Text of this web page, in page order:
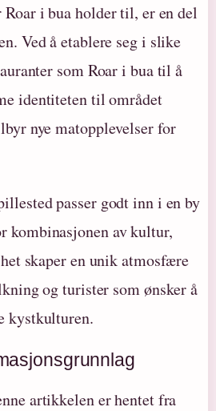
i bua holder til, er en del
Ved å etablere seg i slike
som Roar i bua til å
identiteten til området
nye matopplevelser for
passer godt inn i en by
kombinasjonen av kultur,
skaper en unik atmosfære
og turister som ønsker å
kystkulturen.
artikkelen er hentet fra